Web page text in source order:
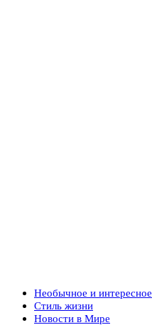
Необычное и интересное
Стиль жизни
Новости в Мире